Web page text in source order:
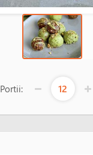
Portii: 12